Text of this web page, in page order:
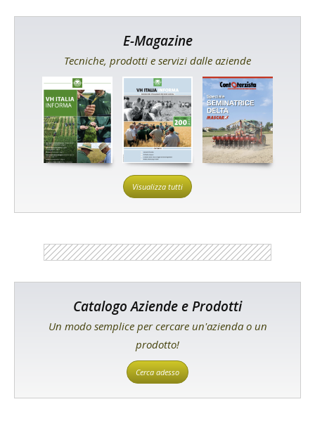
E-Magazine
Tecniche, prodotti e servizi dalle aziende
Visualizza tutti
Catalogo Aziende e Prodotti
Un modo semplice per cercare un'azienda o un
prodotto!
Cerca adesso